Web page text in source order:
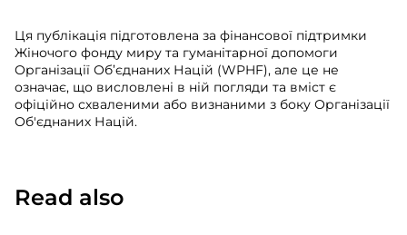
Ця публікація підготовлена за фінансової підтримки
Жіночого фонду миру та гуманітарної допомоги
Організації Об’єднаних Націй (WPHF), але це не
означає, що висловлені в ній погляди та вміст є
офіційно схваленими або визнаними з боку Організації
Об'єднаних Націй.
Read also